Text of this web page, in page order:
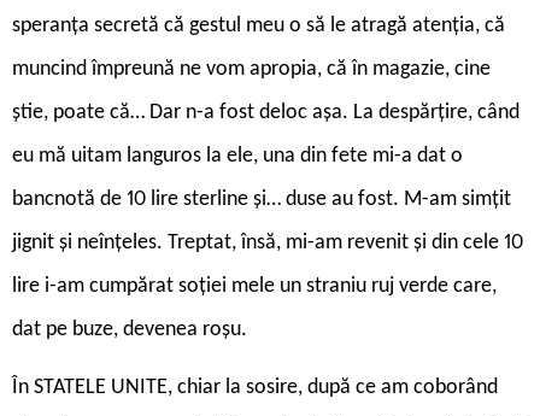
speranța secretă că gestul meu o să le atragă atenția, că
muncind împreună ne vom apropia, că în magazie, cine
știe, poate că… Dar n-a fost deloc așa. La despărțire, când
eu mă uitam languros la ele, una din fete mi-a dat o
bancnotă de 10 lire sterline și… duse au fost. M-am simțit
jignit și neînțeles. Treptat, însă, mi-am revenit și din cele 10
lire i-am cumpărat soției mele un straniu ruj verde care,
dat pe buze, devenea roșu.
În STATELE UNITE, chiar la sosire, după ce am coborând